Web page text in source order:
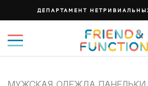
ДЕПАРТАМЕНТ